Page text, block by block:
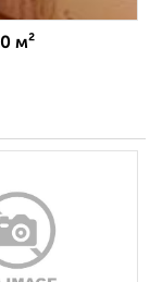
м²